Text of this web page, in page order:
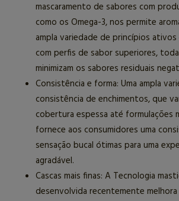
mascaramento de sabores com
como os Omega-3, nos permite
ampla variedade de princípios
com perfis de sabor superiores,
minimizam os sabores residuais
Consistência e forma: Uma ampla
consistência de enchimentos, que
cobertura espessa até formulações
fornece aos consumidores uma
sensação bucal ótimas para uma
agradável.
Cascas mais finas: A Tecnologia
desenvolvida recentemente